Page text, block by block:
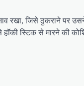
रखा, जिसे ठुकराने पर
हॉकी स्टिक से मारने की